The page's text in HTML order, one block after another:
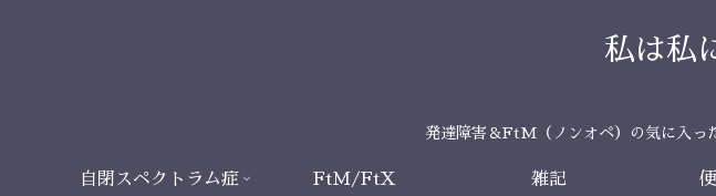
私は私
発達障害＆FtM（ノンオペ）の気に入っ
自閉スペクトラム症 FtM/FtX 雑記